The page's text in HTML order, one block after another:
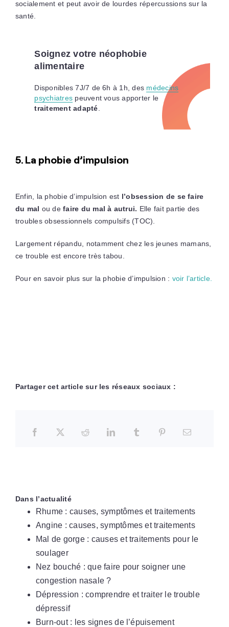
socialement et peut avoir de lourdes répercussions sur la
santé.
Soignez votre néophobie
alimentaire
Disponibles 7J/7 de 6h à 1h, des médecins
psychiatres peuvent vous apporter le
traitement adapté
5. La phobie d’impulsion
Enfin, la phobie d’impulsion est l’obsession de se faire
du mal ou defaire du mal à autrui. Elle fait partie des
troubles obsessionnels compulsifs (TOC).
Largement répandu, notamment chez les jeunes mamans,
ce trouble est encore très tabou.
Pour en savoir plus sur la phobie d’impulsion : voir l’article.
Partager cet article sur les réseaux sociaux :
Dans l’actualité
Rhume : causes, symptômes et traitements
Angine : causes, symptômes et traitements
Mal de gorge : causes et traitements pour le
soulager
Nez bouché : que faire pour soigner une
congestion nasale ?
Dépression : comprendre et traiter le trouble
dépressif
Burn-out : les signes de l’épuisement